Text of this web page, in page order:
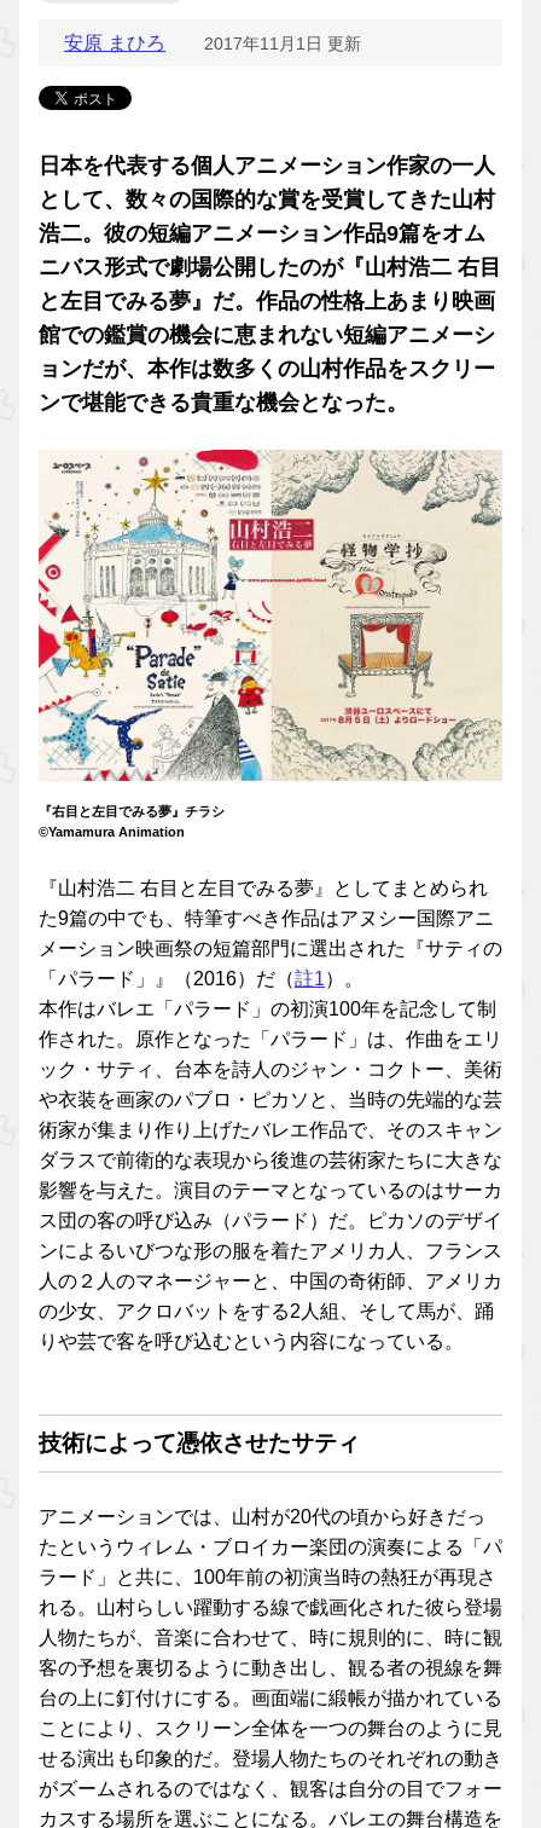
安原 まひろ 2017年11月1日 更新
日本を代表する個人アニメーション作家の一人
として、数々の国際的な賞を受賞してきた山村
浩二。彼の短編アニメーション作品9篇をオム
ニバス形式で劇場公開したのが『山村浩二 右目
と左目でみる夢』だ。作品の性格上あまり映画
館での鑑賞の機会に恵まれない短編アニメーシ
ョンだが、本作は数多くの山村作品をスクリー
ンで堪能できる貴重な機会となった。
『右目と左目でみる夢』チラシ
©Yamamura Animation
『山村浩二 右目と左目でみる夢』としてまとめられ
た9篇の中でも、特筆すべき作品はアヌシー国際アニ
メーション映画祭の短篇部門に選出された『サティの
「パラード」』（2016）だ（註1）。
本作はバレエ「パラード」の初演100年を記念して制
作された。原作となった「パラード」は、作曲をエリ
ック・サティ、台本を詩人のジャン・コクトー、美術
や衣装を画家のパブロ・ピカソと、当時の先端的な芸
術家が集まり作り上げたバレエ作品で、そのスキャン
ダラスで前衛的な表現から後進の芸術家たちに大きな
影響を与えた。演目のテーマとなっているのはサーカ
ス団の客の呼び込み（パラード）だ。ピカソのデザイ
ンによるいびつな形の服を着たアメリカ人、フランス
人の２人のマネージャーと、中国の奇術師、アメリカ
の少女、アクロバットをする2人組、そして馬が、踊
りや芸で客を呼び込むという内容になっている。
技術によって憑依させたサティ
アニメーションでは、山村が20代の頃から好きだっ
たというウィレム・ブロイカー楽団の演奏による「パ
ラード」と共に、100年前の初演当時の熱狂が再現さ
れる。山村らしい躍動する線で戯画化された彼ら登場
人物たちが、音楽に合わせて、時に規則的に、時に観
客の予想を裏切るように動き出し、観る者の視線を舞
台の上に釘付けにする。画面端に緞帳が描かれている
ことにより、スクリーン全体を一つの舞台のように見
せる演出も印象的だ。登場人物たちのそれぞれの動き
がズームされるのではなく、観客は自分の目でフォー
カスする場所を選ぶことになる。バレエの舞台構造を